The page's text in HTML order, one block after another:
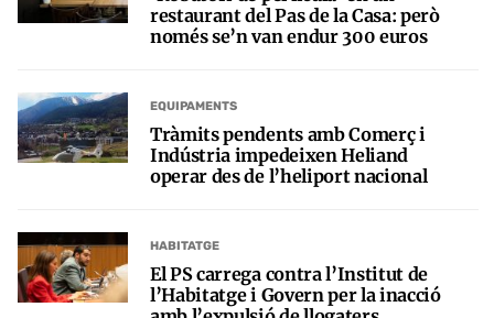
restaurant del Pas de la Casa: però
només se’n van endur 300 euros
EQUIPAMENTS
Tràmits pendents amb Comerç i
Indústria impedeixen Heliand
operar des de l’heliport nacional
HABITATGE
El PS carrega contra l’Institut de
l’Habitatge i Govern per la inacció